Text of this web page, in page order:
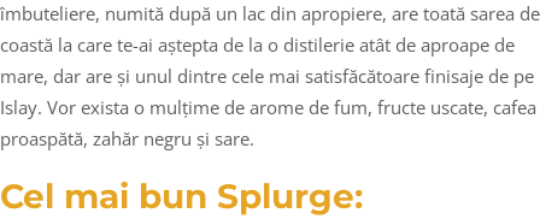
îmbuteliere, numită după un lac din apropiere, are toată sarea de
coastă la care te-ai aștepta de la o distilerie atât de aproape de
mare, dar are și unul dintre cele mai satisfăcătoare finisaje de pe
Islay. Vor exista o mulțime de arome de fum, fructe uscate, cafea
proaspătă, zahăr negru și sare.
Cel mai bun Splurge: